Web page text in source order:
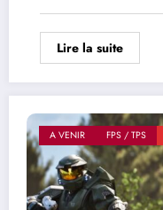
Lire la suite
A VENIR FPS / TPS